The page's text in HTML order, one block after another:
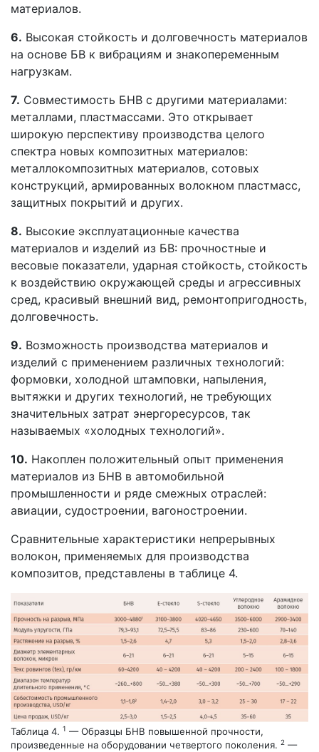
материалов.
6. Высокая стойкость и долговечность материалов
на основе БВ к вибрациям и знакопеременным
нагрузкам.
7. Совместимость БНВ с другими материалами:
металлами, пластмассами. Это открывает
широкую перспективу производства целого
спектра новых композитных материалов:
металлокомпозитных материалов, сотовых
конструкций, армированных волокном пластмасс,
защитных покрытий и других.
8. Высокие эксплуатационные качества
материалов и изделий из БВ: прочностные и
весовые показатели, ударная стойкость, стойкость
к воздействию окружающей среды и агрессивных
сред, красивый внешний вид, ремонтопригодность,
долговечность.
9. Возможность производства материалов и
изделий с применением различных технологий:
формовки, холодной штамповки, напыления,
вытяжки и других технологий, не требующих
значительных затрат энергоресурсов, так
называемых «холодных технологий».
10. Накоплен положительный опыт применения
материалов из БНВ в автомобильной
промышленности и ряде смежных отраслей:
авиации, судостроении, вагоностроении.
Сравнительные характеристики непрерывных
волокон, применяемых для производства
композитов, представлены в таблице 4.
Таблица 4. 1 — Образцы БНВ повышенной прочности,
произведенные на оборудовании четвертого поколения. 2 —